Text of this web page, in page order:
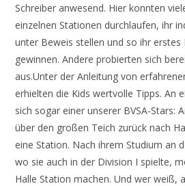
Schreiber anwesend. Hier konnten
einzelnen Stationen durchlaufen, ihr
unter Beweis stellen und so ihr
gewinnen. Andere probierten sich
aus.Unter der Anleitung von
erhielten die Kids wertvolle Tipps. An
sich sogar einer unserer BVSA-Stars:
über den großen Teich zurück nach
eine Station. Nach ihrem Studium an
wo sie auch in der Division I spielte,
Halle Station machen. Und wer weiß,